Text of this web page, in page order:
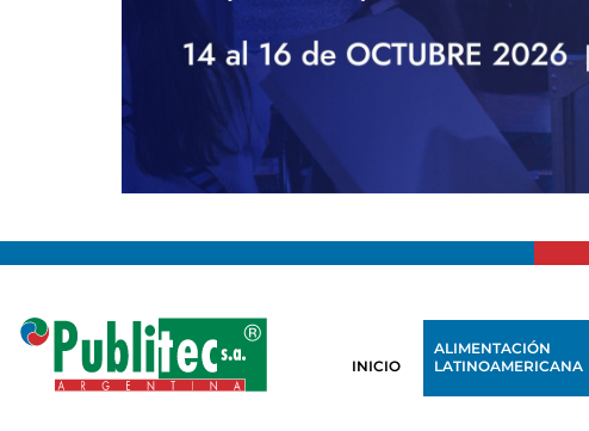
INICIO
ALIMENTACIÓN
LATINOAMERICANA